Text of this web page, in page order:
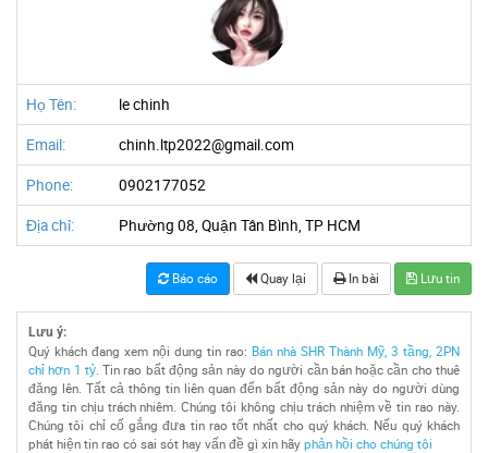
Họ Tên: le chinh
Email: chinh.ltp2022@gmail.com
Phone: 0902177052
Địa chỉ: Phường 08, Quận Tân Bình, TP HCM
Báo cáo Quay lại In bài Lưu tin
Lưu ý:
Quý khách đang xem nội dung tin rao: Bán nhà SHR Thành Mỹ, 3 tầng, 2PN
chỉ hơn 1 tỷ. Tin rao bất động sản này do người cần bán hoặc cần cho thuê
đăng lên. Tất cả thông tin liên quan đến bất động sản này do người dùng
đăng tin chịu trách nhiêm. Chúng tôi không chịu trách nhiệm về tin rao này.
Chúng tôi chỉ cố gắng đưa tin rao tốt nhất cho quý khách. Nếu quý khách
phát hiện tin rao có sai sót hay vấn đề gì xin hãy phản hồi cho chúng tôi